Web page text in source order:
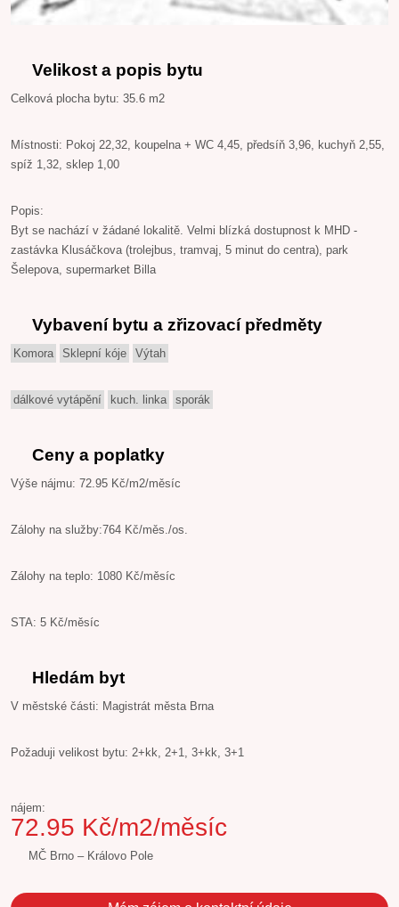
Velikost a popis bytu
Celková plocha bytu: 35.6 m2
Místnosti: Pokoj 22,32, koupelna + WC 4,45, předsíň 3,96, kuchyň 2,55,
spíž 1,32, sklep 1,00
Popis:
Byt se nachází v žádané lokalitě. Velmi blízká dostupnost k MHD -
zastávka Klusáčkova (trolejbus, tramvaj, 5 minut do centra), park
Šelepova, supermarket Billa
Vybavení bytu a zřizovací předměty
Komora Sklepní kóje Výtah
dálkové vytápění kuch. linka sporák
Ceny a poplatky
Výše nájmu: 72.95 Kč/m2/měsíc
Zálohy na služby:764 Kč/měs./os.
Zálohy na teplo: 1080 Kč/měsíc
STA: 5 Kč/měsíc
Hledám byt
V městské části: Magistrát města Brna
Požaduji velikost bytu: 2+kk, 2+1, 3+kk, 3+1
nájem:
72.95 Kč/m2/měsíc
MČ Brno – Královo Pole